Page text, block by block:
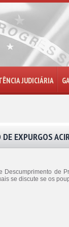
JUDICIÁRIA
EXPURGOS
de
se discute se os